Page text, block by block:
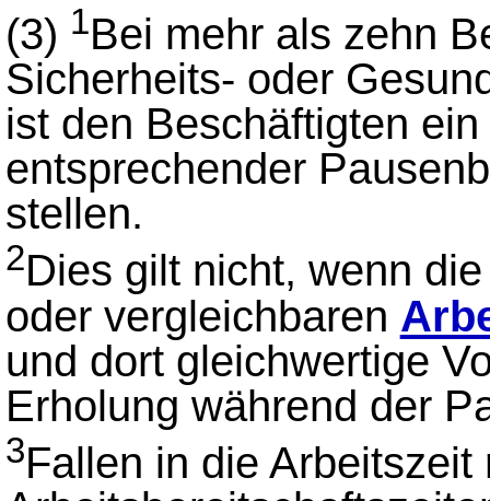
(3) 1Bei mehr als zehn
Sicherheits- oder
ist den Beschäftigten
entsprechender
stellen.
2Dies gilt nicht, wenn
oder vergleichbaren
und dort gleichwertige
Erholung während der
3Fallen in die